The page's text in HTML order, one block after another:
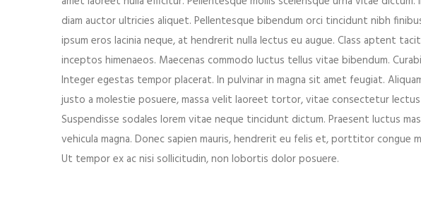
diam auctor ultricies aliquet. Pellentesque bibendum orci tincidunt nibh
ipsum eros lacinia neque, at hendrerit nulla lectus eu augue. Class aptent
inceptos himenaeos. Maecenas commodo luctus tellus vitae bibendum.
Integer egestas tempor placerat. In pulvinar in magna sit amet feugiat.
justo a molestie posuere, massa velit laoreet tortor, vitae consectetur lectus
Suspendisse sodales lorem vitae neque tincidunt dictum. Praesent luctus
vehicula magna. Donec sapien mauris, hendrerit eu felis et, porttitor congue
Ut tempor ex ac nisi sollicitudin, non lobortis dolor posuere.
Save my name, email, and website in this browser for the next